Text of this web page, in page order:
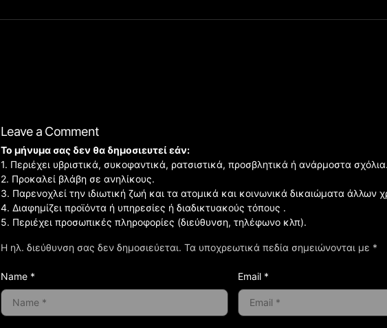
Leave a Comment
Η ηλ. διεύθυνση σας δεν δημοσιεύεται. Τα υποχρεωτικά πεδία σημειώνονται με *
Το μήνυμα σας δεν θα δημοσιευτεί εάν:
1. Περιέχει υβριστικά, συκοφαντικά, ρατσιστικά, προσβλητικά ή ανάρμοστα
2. Προκαλεί βλάβη σε ανηλίκους.
3. Παρενοχλεί την ιδιωτική ζωή και τα ατομικά και κοινωνικά δικαιώματα άλλων
4. Διαφημίζει προϊόντα ή υπηρεσίες ή διαδικτυακούς τόπους .
5. Περιέχει προσωπικές πληροφορίες (διεύθυνση, τηλέφωνο κλπ).
Name * Email *